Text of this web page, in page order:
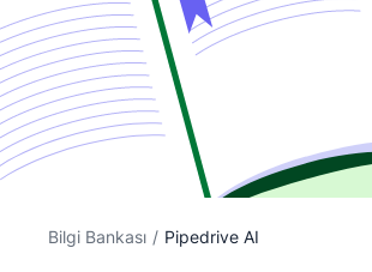
Bilgi Bankası / Pipedrive AI